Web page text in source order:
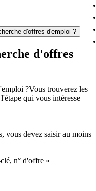
d'offres d'emploi ?
d'offres
?Vous trouverez les
qui vous intéresse
vous devez saisir au moins
n° d'offre »